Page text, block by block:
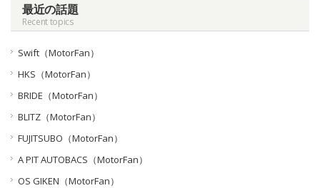
最近の話題
Recent topics
Swift（MotorFan）
HKS（MotorFan）
BRIDE（MotorFan）
BLITZ（MotorFan）
FUJITSUBO（MotorFan）
A PIT AUTOBACS（MotorFan）
OS GIKEN（MotorFan）